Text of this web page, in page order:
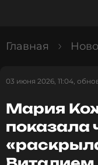
Главная
03 июня 2026, 11:04,
Мария
показала